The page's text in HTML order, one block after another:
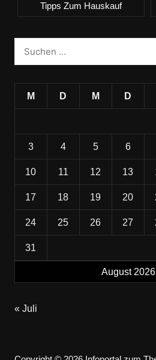
Tipps Zum Hauskauf
August 2026
M D M D
3 4 5 6
10 11 12 13
17 18 19 20
24 25 26 27
31
« Juli